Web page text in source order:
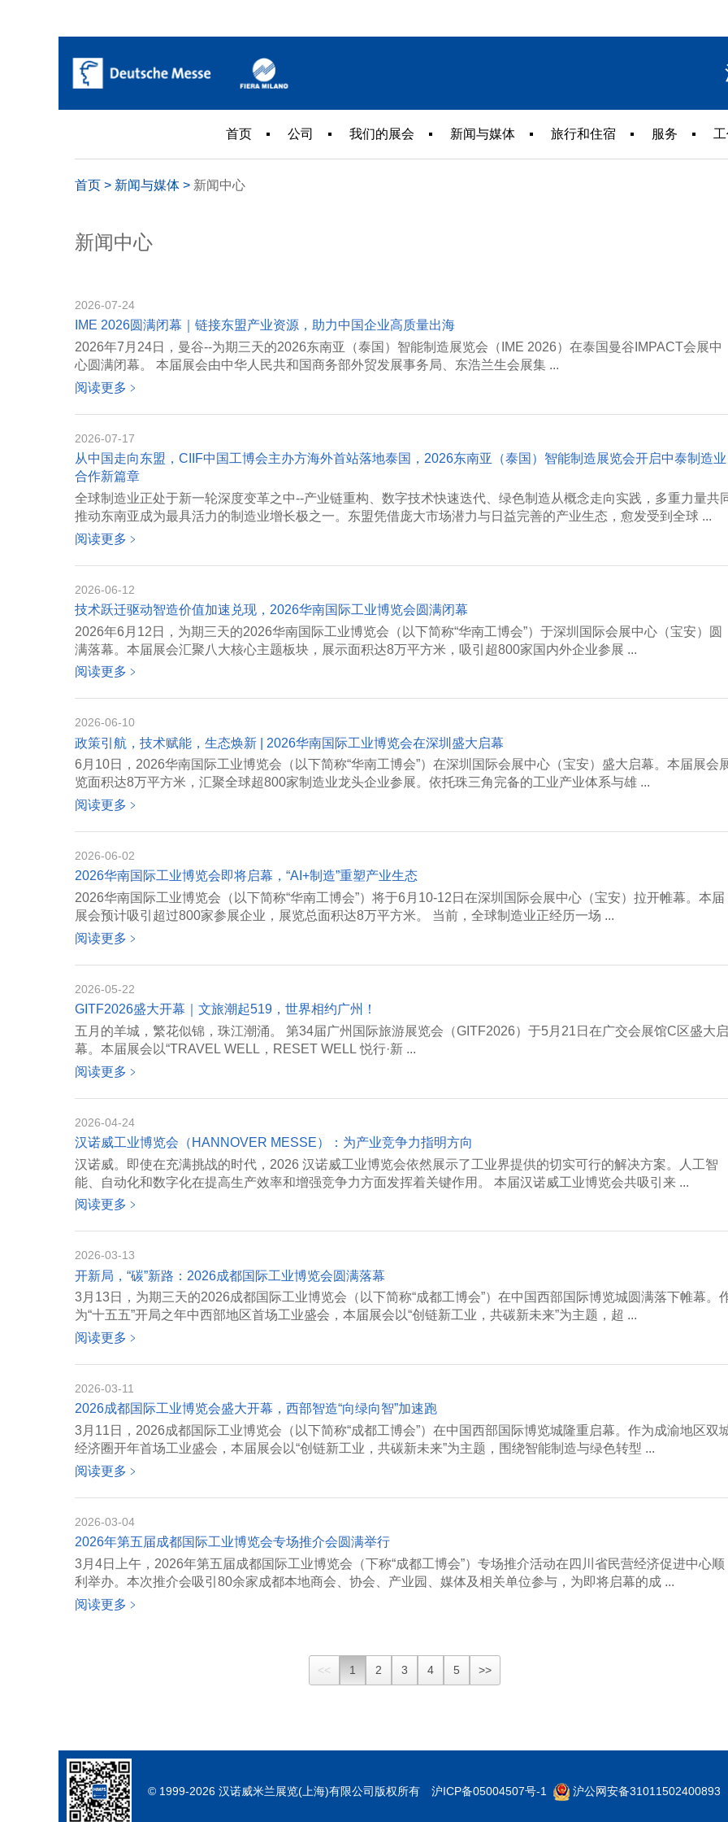
首页 公司 我们的展会 新闻与媒体 旅行和住宿 服务
首页 > 新闻与媒体 > 新闻中心
新闻中心
2026-07-24
IME 2026圆满闭幕｜链接东盟产业资源，助力中国企业高质量出海
2026年7月24日，曼谷--为期三天的2026东南亚（泰国）智能制造展览会（IME 2026）在泰国曼谷IMPACT会展中
心圆满闭幕。 本届展会由中华人民共和国商务部外贸发展事务局、东浩兰生会展集 ...
阅读更多 ﹥
2026-07-17
从中国走向东盟，CIIF中国工博会主办方海外首站落地泰国，2026东南亚（泰国）智能制造展览会开启中泰制造业
合作新篇章
全球制造业正处于新一轮深度变革之中--产业链重构、数字技术快速迭代、绿色制造从概念走向实践，多重力量共
推动东南亚成为最具活力的制造业增长极之一。东盟凭借庞大市场潜力与日益完善的产业生态，愈发受到全球 ...
阅读更多 ﹥
2026-06-12
技术跃迁驱动智造价值加速兑现，2026华南国际工业博览会圆满闭幕
2026年6月12日，为期三天的2026华南国际工业博览会（以下简称“华南工博会”）于深圳国际会展中心（宝安）圆
满落幕。本届展会汇聚八大核心主题板块，展示面积达8万平方米，吸引超800家国内外企业参展 ...
阅读更多 ﹥
2026-06-10
政策引航，技术赋能，生态焕新 | 2026华南国际工业博览会在深圳盛大启幕
6月10日，2026华南国际工业博览会（以下简称“华南工博会”）在深圳国际会展中心（宝安）盛大启幕。本届展会
览面积达8万平方米，汇聚全球超800家制造业龙头企业参展。依托珠三角完备的工业产业体系与雄 ...
阅读更多 ﹥
2026-06-02
2026华南国际工业博览会即将启幕，“AI+制造”重塑产业生态
2026华南国际工业博览会（以下简称“华南工博会”）将于6月10-12日在深圳国际会展中心（宝安）拉开帷幕。本届
展会预计吸引超过800家参展企业，展览总面积达8万平方米。 当前，全球制造业正经历一场 ...
阅读更多 ﹥
2026-05-22
GITF2026盛大开幕｜文旅潮起519，世界相约广州！
五月的羊城，繁花似锦，珠江潮涌。 第34届广州国际旅游展览会（GITF2026）于5月21日在广交会展馆C区盛大启
幕。本届展会以“TRAVEL WELL，RESET WELL 悦行·新 ...
阅读更多 ﹥
2026-04-24
汉诺威工业博览会（HANNOVER MESSE）：为产业竞争力指明方向
汉诺威。即使在充满挑战的时代，2026 汉诺威工业博览会依然展示了工业界提供的切实可行的解决方案。人工智
能、自动化和数字化在提高生产效率和增强竞争力方面发挥着关键作用。 本届汉诺威工业博览会共吸引来 ...
阅读更多 ﹥
2026-03-13
开新局，“碳”新路：2026成都国际工业博览会圆满落幕
3月13日，为期三天的2026成都国际工业博览会（以下简称“成都工博会”）在中国西部国际博览城圆满落下帷幕。
为“十五五”开局之年中西部地区首场工业盛会，本届展会以“创链新工业，共碳新未来”为主题，超 ...
阅读更多 ﹥
2026-03-11
2026成都国际工业博览会盛大开幕，西部智造“向绿向智”加速跑
3月11日，2026成都国际工业博览会（以下简称“成都工博会”）在中国西部国际博览城隆重启幕。作为成渝地区双
经济圈开年首场工业盛会，本届展会以“创链新工业，共碳新未来”为主题，围绕智能制造与绿色转型 ...
阅读更多 ﹥
2026-03-04
2026年第五届成都国际工业博览会专场推介会圆满举行
3月4日上午，2026年第五届成都国际工业博览会（下称“成都工博会”）专场推介活动在四川省民营经济促进中心顺
利举办。本次推介会吸引80余家成都本地商会、协会、产业园、媒体及相关单位参与，为即将启幕的成 ...
阅读更多 ﹥
<< 1 2 3 4 5 >>
© 1999-2026 汉诺威米兰展览(上海)有限公司版权所有 沪ICP备05004507号-1 沪公网安备31011502400893